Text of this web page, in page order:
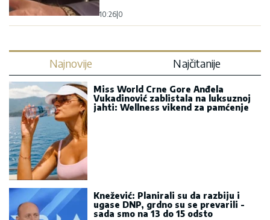
10:26 0
Najnovije Najčitanije
Miss World Crne Gore Anđela
Vukadinović zablistala na luksuznoj
jahti: Wellness vikend za pamćenje
Knežević: Planirali su da razbiju i
ugase DNP, grdno su se prevarili -
sada smo na 13 do 15 odsto